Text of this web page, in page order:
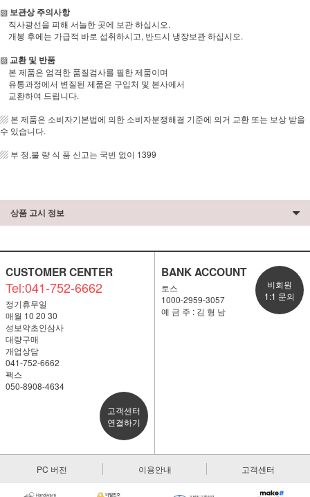
▨ 보관상 주의사항
직사광선을 피해 서늘한 곳에 보관 하십시오.
개봉 후에는 가급적 바로 섭취하시고, 반드시 냉장보관 하십시오.
▨ 교환 및 반품
본 제품은 엄격한 품질검사를 필한 제품이며
유통과정에서 변질된 제품은 구입처 및 본사에서
교환하여 드립니다.
▨ 본 제품은 소비자기본법에 의한 소비자분쟁해결 기준에 의거 교환 또는 보상 받을
수 있습니다.
▨ 부 정,불 량 식 품 신고는 국번 없이 1399
상품 고시 정보
CUSTOMER CENTER
Tel:041-752-6662
정기휴무일
매월 10 20 30
성보약초인삼사
대량구매
개업상담
041-752-6662
팩스
050-8908-4634
고객센터
연결하기
BANK ACCOUNT
토스
1000-2959-3057
예 금 주 : 김 형 남
비회원
1:1 문의
PC 버전 이용안내 고객센터